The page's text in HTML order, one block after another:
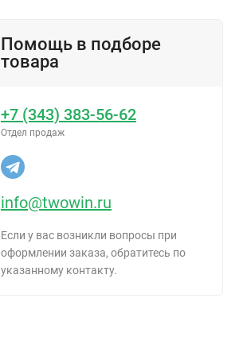
Помощь в подборе
товара
+7 (343) 383-56-62
Отдел продаж
info@twowin.ru
Если у вас возникли вопросы при
оформлении заказа, обратитесь по
указанному контакту.